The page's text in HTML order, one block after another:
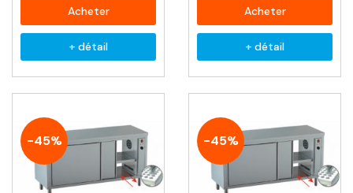
Acheter
+ détail
Acheter
+ détail
-45% -45%